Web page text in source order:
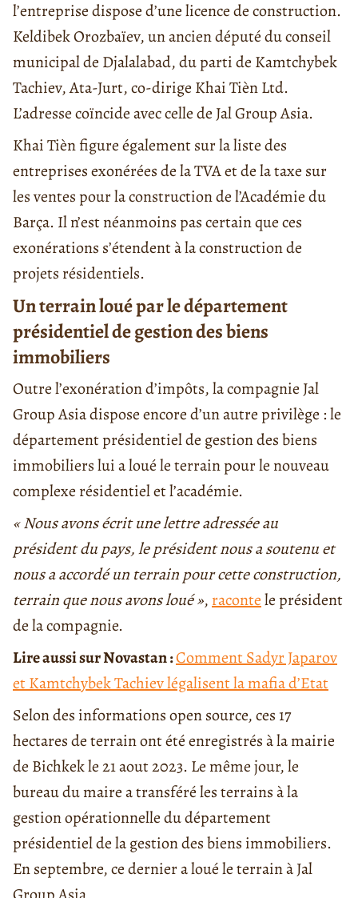
l’entreprise dispose d’une licence de construction.
Keldibek Orozbaïev, un ancien député du conseil
municipal de Djalalabad, du parti de Kamtchybek
Tachiev, Ata-Jurt, co-dirige Khai Tièn Ltd.
L’adresse coïncide avec celle de Jal Group Asia.
Khai Tièn figure également sur la liste des
entreprises exonérées de la TVA et de la taxe sur
les ventes pour la construction de l’Académie du
Barça. Il n’est néanmoins pas certain que ces
exonérations s’étendent à la construction de
projets résidentiels.
Un terrain loué par le département
présidentiel de gestion des biens
immobiliers
Outre l’exonération d’impôts, la compagnie Jal
Group Asia dispose encore d’un autre privilège : le
département présidentiel de gestion des biens
immobiliers lui a loué le terrain pour le nouveau
complexe résidentiel et l’académie.
« Nous avons écrit une lettre adressée au
président du pays, le président nous a soutenu et
nous a accordé un terrain pour cette construction,
terrain que nous avons loué », racontele président
de la compagnie.
Lire aussi sur Novastan :Comment Sadyr Japarov
et Kamtchybek Tachiev légalisent la mafia d’Etat
Selon des informations open source, ces 17
hectares de terrain ont été enregistrés à la mairie
de Bichkek le 21 aout 2023. Le même jour, le
bureau du maire a transféré les terrains à la
gestion opérationnelle du département
présidentiel de la gestion des biens immobiliers.
En septembre, ce dernier a loué le terrain à Jal